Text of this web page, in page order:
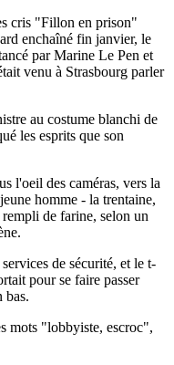
cris "Fillon en prison"
enchaîné fin janvier, le
par Marine Le Pen et
venu à Strasbourg parler
au costume blanchi de
les esprits que son
l'oeil des caméras, vers la
homme - la trentaine,
de farine, selon un
de sécurité, et le t-
pour se faire passer
bas.
mots "lobbyiste, escroc",